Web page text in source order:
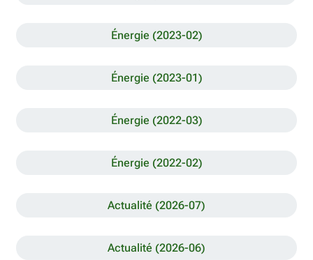
Énergie (2023-02)
Énergie (2023-01)
Énergie (2022-03)
Énergie (2022-02)
Actualité (2026-07)
Actualité (2026-06)